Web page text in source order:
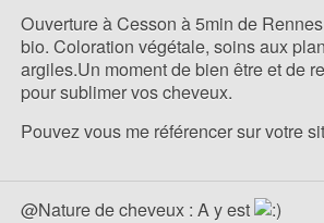
Ouverture à Cesson à 5min de
bio. Coloration végétale, soins aux
argiles.Un moment de bien être et de
pour sublimer vos cheveux.
Pouvez vous me référencer sur votre
@Nature de cheveux : A y est